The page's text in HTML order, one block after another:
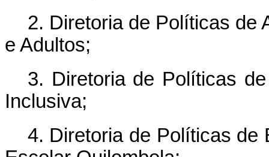
2. Diretoria de Políticas de
e Adultos;
3. Diretoria de Políticas
Inclusiva;
4. Diretoria de Políticas de